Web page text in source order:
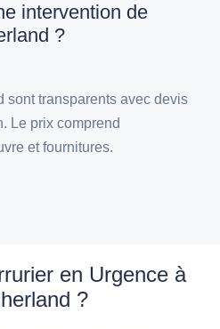
intervention de
?
sont transparents avec devis
Le prix comprend
et fournitures.
en Urgence à
?